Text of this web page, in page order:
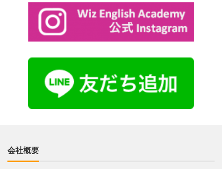
会社概要